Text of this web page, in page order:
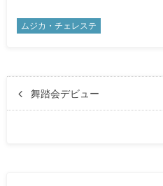
ムジカ・チェレステ
舞踏会デビュー